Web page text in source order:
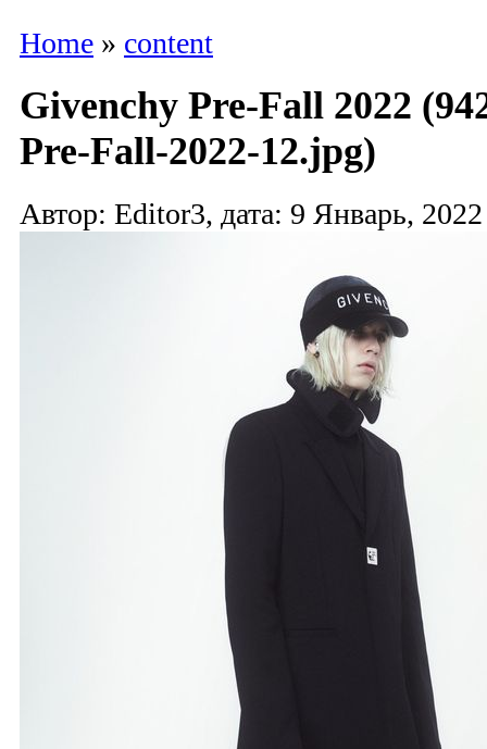
Home » content
Givenchy Pre-Fall 2022
Pre-Fall-2022-12.jpg)
Автор: Editor3, дата: 9 Январь,